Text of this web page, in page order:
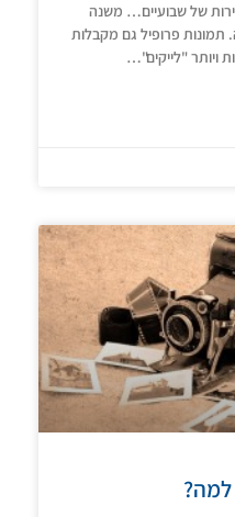
של שבועיים… משנה
תמונות פרופיל גם מקבלות
ויותר "לייקים"…